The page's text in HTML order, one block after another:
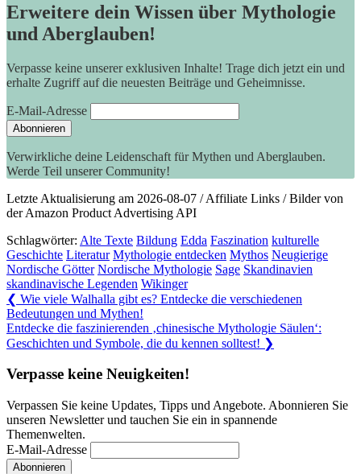
Erweitere dein Wissen über Mythologie
und Aberglauben!
Verpasse keine unserer exklusiven Inhalte! Trage dich jetzt ein und
erhalte Zugriff auf die neuesten Beiträge und Geheimnisse.
E-Mail-Adresse
Verwirkliche deine Leidenschaft für Mythen und Aberglauben.
Werde Teil unserer Community!
Letzte Aktualisierung am 2026-08-07 / Affiliate Links / Bilder von
der Amazon Product Advertising API
Schlagwörter: Alte Texte Bildung Edda Faszination kulturelle
Geschichte Literatur Mythologie entdecken Mythos Neugierige
Nordische Götter Nordische Mythologie Sage Skandinavien
skandinavische Legenden Wikinger
Beitragsnavigation
❮ Previous
Post:
Wie viele Walhalla gibt es? Entdecke die verschiedenen
Bedeutungen und Mythen!
Next
Post:
Entdecke die faszinierenden ‚chinesische Mythologie Säulen‘:
Geschichten und Symbole, die du kennen solltest! ❯
Verpasse keine Neuigkeiten!
Verpassen Sie keine Updates, Tipps und Angebote. Abonnieren Sie
unseren Newsletter und tauchen Sie ein in spannende
Themenwelten.
E-Mail-Adresse